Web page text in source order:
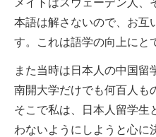
メイトはスウェーデン人、
本語は解さないので、お互
す。これは語学の向上にと
また当時は日本人の中国留
南開大学だけでも何百人も
そこで私は、日本人留学生
わないようにしようと心に